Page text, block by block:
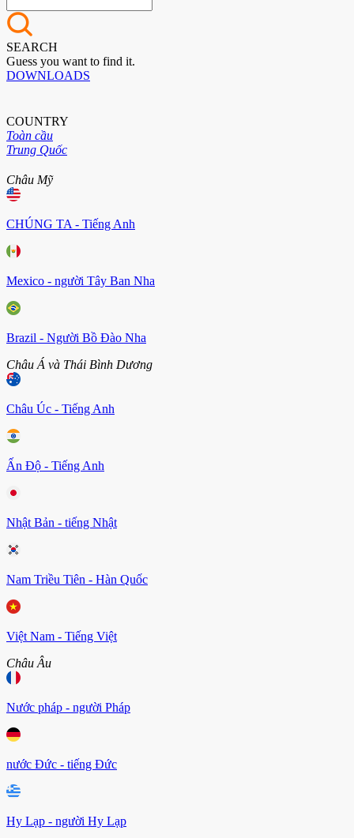
SEARCH
Guess you want to find it.
DOWNLOADS
COUNTRY
Toàn cầu
Trung Quốc
Châu Mỹ
CHÚNG TA - Tiếng Anh
Mexico - người Tây Ban Nha
Brazil - Người Bồ Đào Nha
Châu Á và Thái Bình Dương
Châu Úc - Tiếng Anh
Ấn Độ - Tiếng Anh
Nhật Bản - tiếng Nhật
Nam Triều Tiên - Hàn Quốc
Việt Nam - Tiếng Việt
Châu Âu
Nước pháp - người Pháp
nước Đức - tiếng Đức
Hy Lạp - người Hy Lạp